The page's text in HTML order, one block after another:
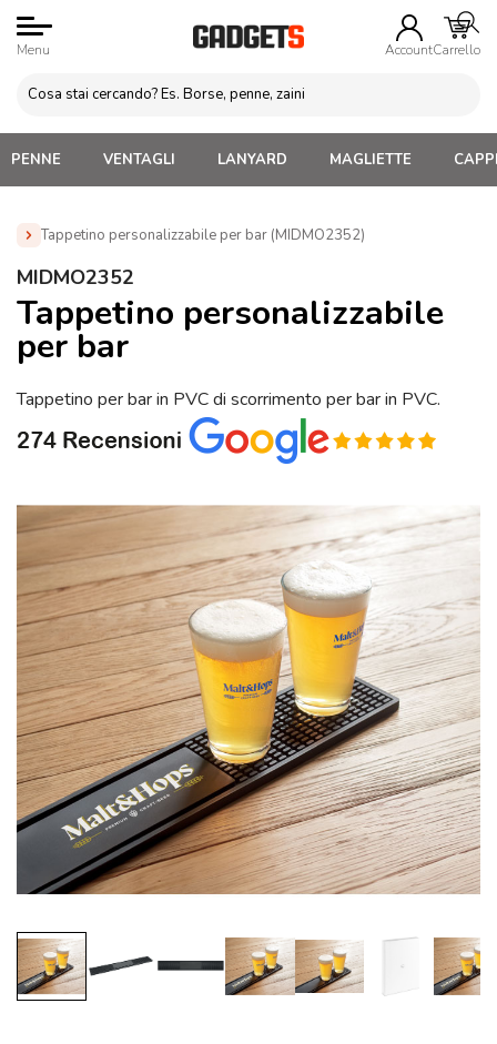
Menu AccountCarrello
PENNE VENTAGLI LANYARD MAGLIETTE
Tappetino personalizzabile per bar (MIDMO2352)
Home » Gadget Cucina
MIDMO2352
Tappetino personalizzabile
per bar
Tappetino per bar in PVC di scorrimento per bar in PVC.